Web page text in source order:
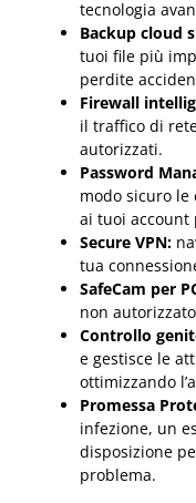
tecnologia
Backup cloud
tuoi file più
perdite
Firewall
il traffico di
autorizzati.
Password
modo sicuro le
ai tuoi account
Secure VPN:
tua
SafeCam per
non
Controllo
e gestisce le
ottimizzando
Promessa
infezione, un
disposizione
problema.